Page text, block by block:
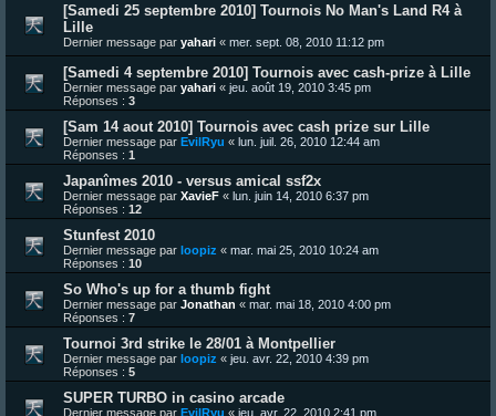
[Samedi 25 septembre 2010] Tournois No Man's Land R4 à
Lille
Dernier message par yahari « mer. sept. 08, 2010 11:12 pm
[Samedi 4 septembre 2010] Tournois avec cash-prize à Lille
Dernier message par yahari « jeu. août 19, 2010 3:45 pm
Réponses : 3
[Sam 14 aout 2010] Tournois avec cash prize sur Lille
Dernier message par EvilRyu « lun. juil. 26, 2010 12:44 am
Réponses : 1
Japanîmes 2010 - versus amical ssf2x
Dernier message par XavieF « lun. juin 14, 2010 6:37 pm
Réponses : 12
Stunfest 2010
Dernier message par loopiz « mar. mai 25, 2010 10:24 am
Réponses : 10
So Who's up for a thumb fight
Dernier message par Jonathan « mar. mai 18, 2010 4:00 pm
Réponses : 7
Tournoi 3rd strike le 28/01 à Montpellier
Dernier message par loopiz « jeu. avr. 22, 2010 4:39 pm
Réponses : 5
SUPER TURBO in casino arcade
Dernier message par EvilRyu « jeu. avr. 22, 2010 2:41 pm